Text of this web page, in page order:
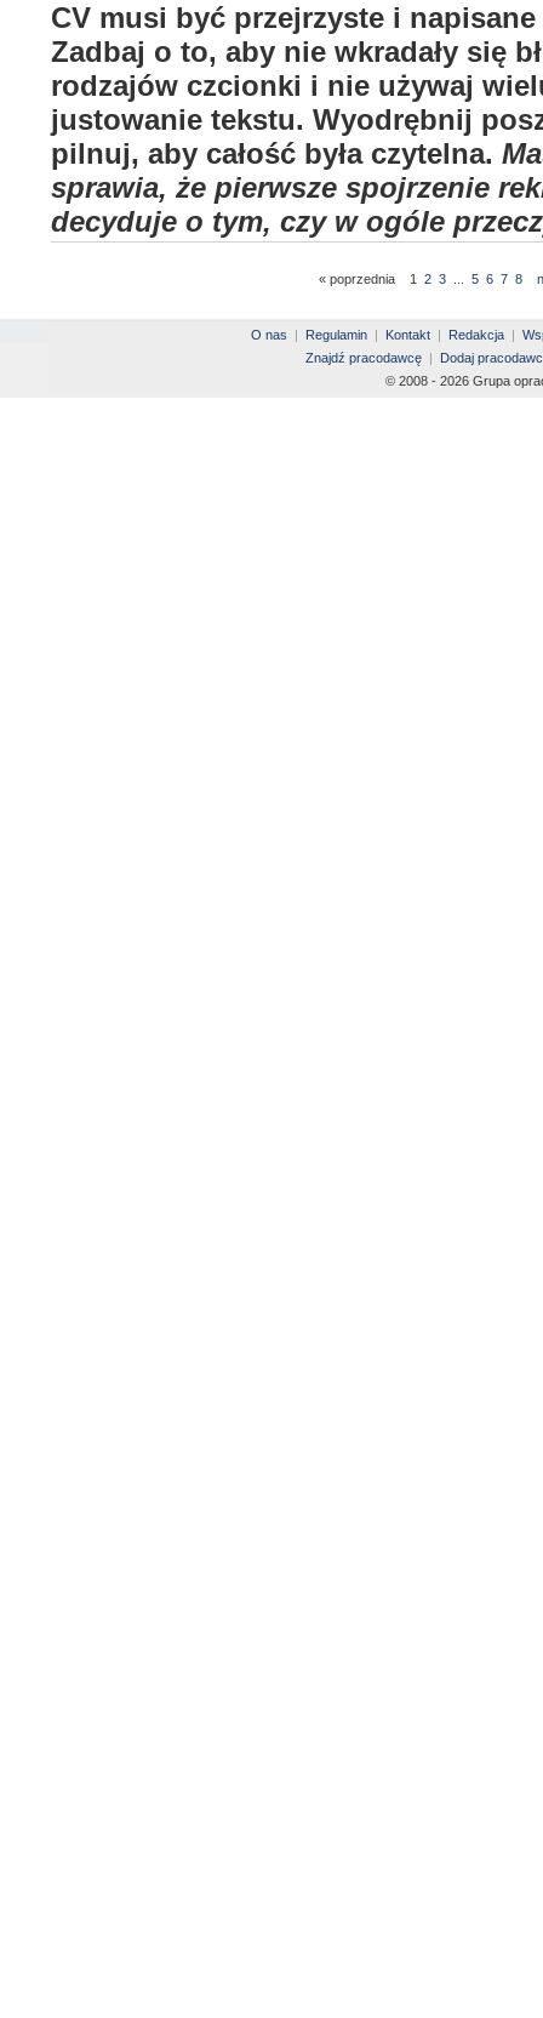
CV musi być przejrzyste i
Zadbaj o to, aby nie wkradały się
rodzajów czcionki i nie używaj
justowanie tekstu. Wyodrębnij
pilnuj, aby całość była czytelna.
sprawia, że pierwsze spojrzenie
decyduje o tym, czy w ogóle
« poprzednia 1 2 3 5 6 7 8
O nas | Regulamin | Kontakt | Redakcja |
Znajdź pracodawcę
|
Dodaj
© 2008 - 2026 Grupa